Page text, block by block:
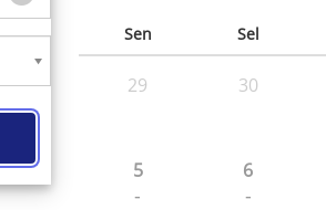
Sen Sel
29 30
5
-
6
-